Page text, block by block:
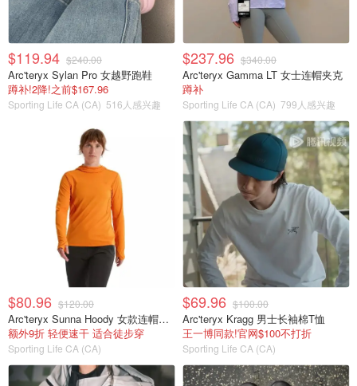
$119.94 $240.00
Arc'teryx Sylan Pro 女越野跑鞋
蹲补!2降!之前$167.96
Sporting Life CA (CA) 516人感兴趣
$237.96 $340.00
Arc'teryx Gamma LT 女士连帽夹克
蹲补
Sporting Life CA (CA) 799人感兴趣
$80.96 $120.00
Arc'teryx Sunna Hoody 女款连帽上衣
额外9折 轻便速干 适合徒步穿
Sporting Life CA (CA)
$69.96 $100.00
Arc'teryx Kragg 男士长袖棉T恤
王一博同款!官网$100不打折
Sporting Life CA (CA)